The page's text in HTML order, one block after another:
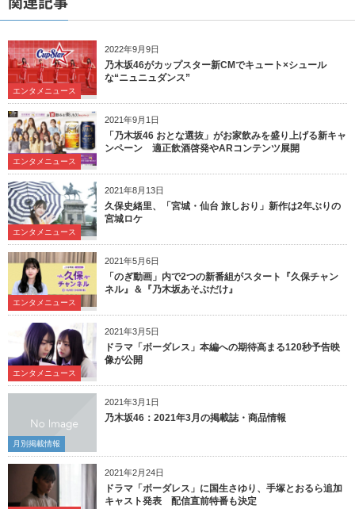
2022年9月9日
エンタメニュース
乃木坂46がカップスター新CMでキュート×シュール
な“ニュニュダンス”
2021年9月1日
エンタメニュース
「乃木坂46 おとな選抜」がお家飲みを盛り上げる新キャ
ンペーン 適正飲酒啓発やARコンテンツ展開
2021年8月13日
エンタメニュース
久保史緒里、「宮城・仙台 旅しおり」新作は2年ぶりの
宮城ロケ
2021年5月6日
エンタメニュース
「のぎ動画」内で2つの新番組がスタート『久保チャン
ネル』＆『乃木坂あそぶだけ』
2021年3月5日
エンタメニュース
ドラマ「ボーダレス」本編への期待高まる120秒予告映
像が公開
2021年3月1日
月別掲載情報
乃木坂46：2021年3月の掲載誌・商品情報
2021年2月24日
ドラマ「ボーダレス」に国生さゆり、手塚とおるら追加
キャスト発表 配信直前特番も決定